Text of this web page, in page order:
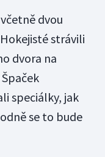
dvou
strávili
dvora na
speciálky, jak
se to bude